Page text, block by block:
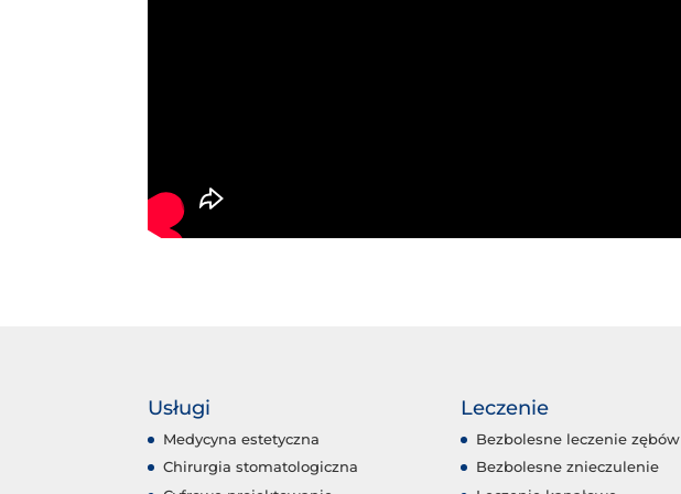
Usługi
Medycyna estetyczna
Chirurgia stomatologiczna
Leczenie
Bezbolesne leczenie zębów
Bezbolesne znieczulenie